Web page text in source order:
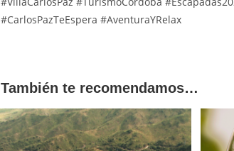
#CarlosPazTeEspera #AventuraYRelax
También te recomendamos…